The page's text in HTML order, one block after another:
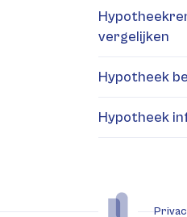
vergelijken
Hypotheek
Hypotheek